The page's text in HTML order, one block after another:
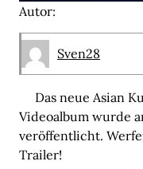
Autor:
Sven28
Das neue Asian
Videoalbum wurde
veröffentlicht.
Trailer!